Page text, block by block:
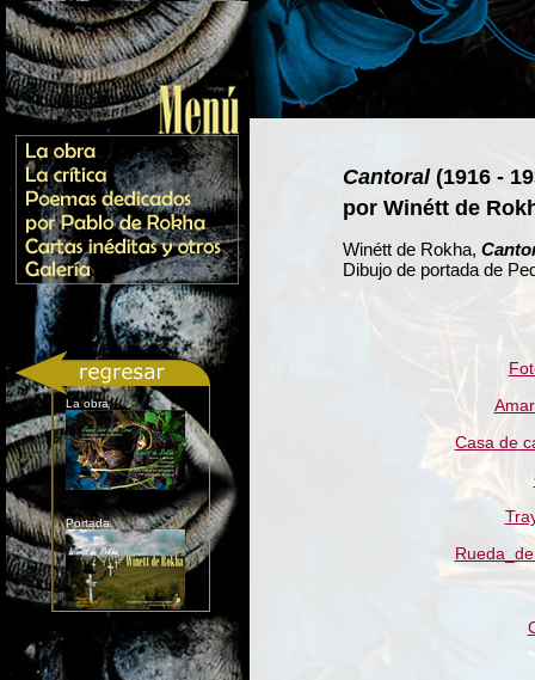
La obra
Portada
Cantoral(1916 -
por Winétt de
Winétt de Rokha,
Dibujo de portada de
Casa de